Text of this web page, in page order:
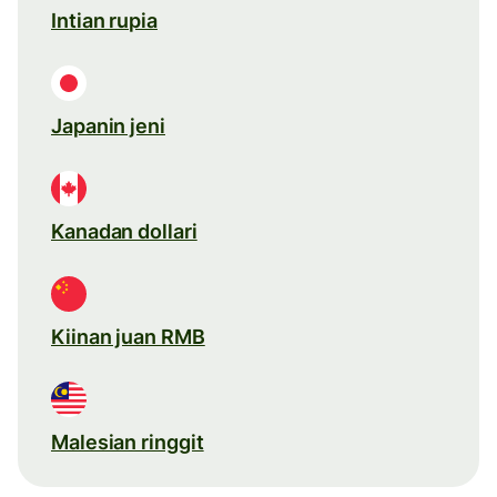
Intian rupia
Japanin jeni
Kanadan dollari
Kiinan juan RMB
Malesian ringgit